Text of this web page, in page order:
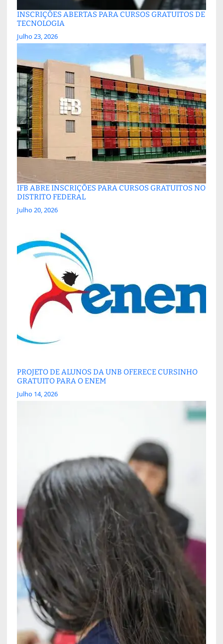
INSCRIÇÕES ABERTAS PARA CURSOS GRATUITOS DE
TECNOLOGIA
Julho 23, 2026
IFB ABRE INSCRIÇÕES PARA CURSOS GRATUITOS NO
DISTRITO FEDERAL
Julho 20, 2026
PROJETO DE ALUNOS DA UNB OFERECE CURSINHO
GRATUITO PARA O ENEM
Julho 14, 2026